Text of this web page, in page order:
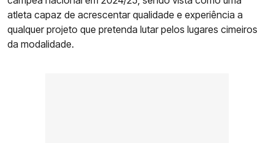
atleta capaz de acrescentar qualidade e experiência a
qualquer projeto que pretenda lutar pelos lugares cimeiros
da modalidade.